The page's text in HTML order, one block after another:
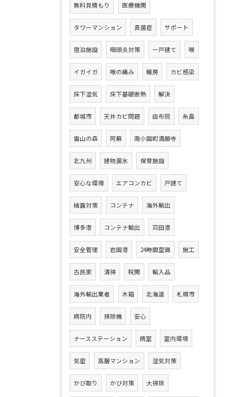
無料見積もり 医療機関
タワーマンション 真菌症 サポート
宿泊施設 咽頭炎対策 一戸建て 喉
イガイガ 喉の痛み 暖房 カビ感染
床下湿気 床下基礎断熱 解決
都城市 天井カビ問題 由布院 糸島
雷山の森 阿蘇 南小国町満願寺
北九州 建物漏水 保育施設
安心な環境 エアコンカビ 戸建て
結露対策 コンテナ 海外輸出
博多港 コンテナ輸出 苅田港
安全管理 岩国港 24時間空調 施工
古民家 清掃 税関 輸入品
海外輸出業者 木箱 北海道 札幌市
病院内 掃除機 安心
ナースステーション 病室 室内環境
気密 高層マンション 湿気対策
かび取り かび対策 大掃除